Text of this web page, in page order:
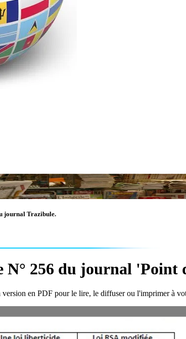
journal Trazibule.
N° 256 du journal 'Point
en PDF pour le lire, le diffuser ou l'imprimer à